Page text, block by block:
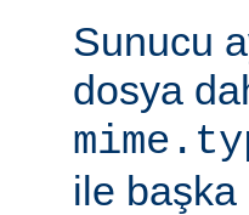
Sunucu
dosya
ile